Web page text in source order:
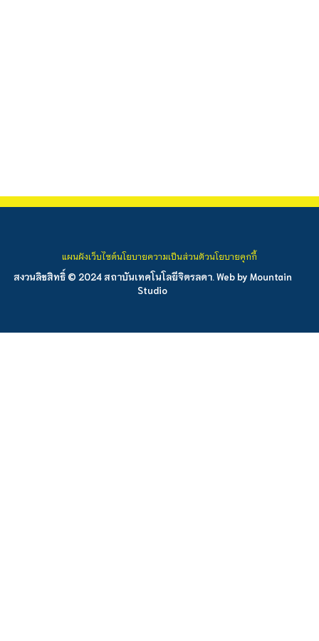
สงวนลิขสิทธิ์ © 2024 สถาบันเทคโนโลยีจิตรลดา. Web by Mountain
Studio
แผนผังเว็บไซต์นโยบายความเป็นส่วนตัวนโยบายคุกกี้